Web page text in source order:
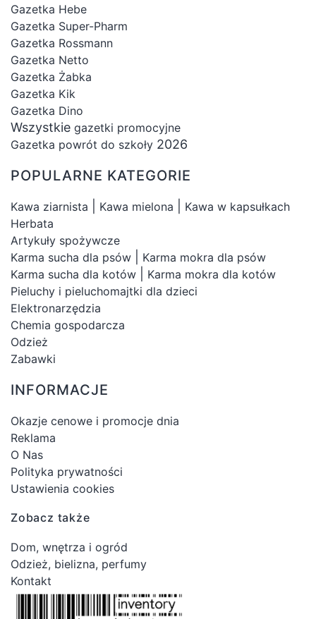
bogatą ofertą w kategorii „Sery” i odkrywania
nowych smaków i aromatów. Niezależnie od
tego, czy jesteś fanem serów tradycyjnych czy
poszukujesz czegoś nowego i nietypowego –
na naszej stronie znajdziesz wszystko, czego
dusza zapragnie. Wybierz najlepsze produkty
serowe i ciesz się ich wyjątkowym smakiem z
naszej platformy zakupowej.
Gazetka Hebe
Gazetka Super-Pharm
Gazetka Rossmann
Gazetka Netto
Gazetka Żabka
Gazetka Kik
Gazetka Dino
Wszystkie gazetki promocyjne
Gazetka powrót do szkoły 2026
POPULARNE KATEGORIE
Kawa ziarnista Kawa mielona
Kawa w kapsułkach
Herbata
Artykuły spożywcze
Karma sucha dla psów
Karma mokra dla psów
Karma sucha dla kotów
Karma mokra dla kotów
Pieluchy i pieluchomajtki dla dzieci
Elektronarzędzia
Chemia gospodarcza
Odzież
Zabawki
INFORMACJE
Okazje cenowe i promocje dnia
Reklama
O Nas
Polityka prywatności
Ustawienia cookies
Zobacz także
Dom, wnętrza i ogród
Odzież, bielizna, perfumy
Kontakt